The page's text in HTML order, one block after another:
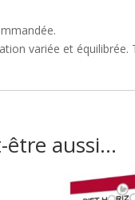
variée et
être aussi…